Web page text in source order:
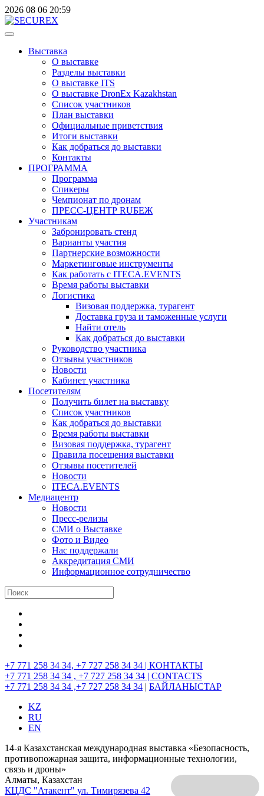
2026 08 06 20:59
Выставка
О выставке
Разделы выставки
О выставке ITS
О выставке DronEx Kazakhstan
Список участников
План выставки
Официальные приветствия
Итоги выставки
Как добраться до выставки
Контакты
ПРОГРАММА
Программа
Спикеры
Чемпионат по дронам
ПРЕСС-ЦЕНТР RUБЕЖ
Участникам
Забронировать стенд
Варианты участия
Партнерские возможности
Маркетинговые инструменты
Как работать с ITECA.EVENTS
Время работы выставки
Логистика
Визовая поддержка, турагент
Доставка груза и таможенные услуги
Найти отель
Как добраться до выставки
Руководство участника
Отзывы участников
Новости
Кабинет участника
Посетителям
Получить билет на выставку
Список участников
Как добраться до выставки
Время работы выставки
Визовая поддержка, турагент
Правила посещения выставки
Отзывы посетителей
Новости
ITECA.EVENTS
Медиацентр
Новости
Пресс-релизы
СМИ о Выставке
Фото и Видео
Нас поддержали
Аккредитация СМИ
Информационное сотрудничество
+7 771 258 34 34, +7 727 258 34 34 | КОНТАКТЫ
+7 771 258 34 34 , +7 727 258 34 34 | CONTACTS
+7 771 258 34 34 ,+7 727 258 34 34 | БАЙЛАНЫСТАР
KZ
RU
EN
14-я Казахстанская международная выставка «Безопасность,
противопожарная защита, информационные технологии,
связь и дроны»
Алматы, Казахстан
КЦДС "Атакент" ул. Тимирязева 42